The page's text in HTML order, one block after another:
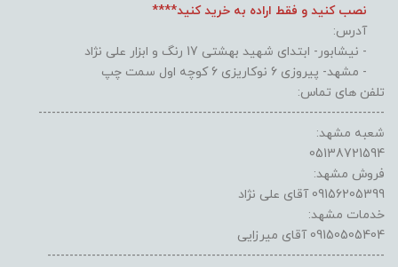
نصب کنید و فقط اراده به خرید کنید****
آدرس:
- نیشابور- ابتدای شهید بهشتی 17 رنگ و ابزار علی نژاد
- مشهد- پیروزی 6 نوکاریزی 6 کوچه اول سمت چپ
تلفن های تماس:
------------------------------------------------------------------------------
شعبه مشهد:
05138721594
فروش مشهد:
09156205399 آقای علی نژاد
خدمات مشهد:
09150505404 آقای میرزایی
----------------------------------------------------------------------------